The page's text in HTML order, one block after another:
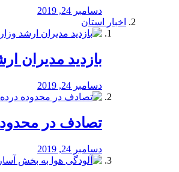
دسامبر 24, 2019
اخبار استان
بازدید مدیران
دسامبر 24, 2019
تصادف در
دسامبر 24, 2019